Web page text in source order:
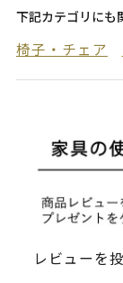
下記カテゴリにも
椅子・チェア
レビューを